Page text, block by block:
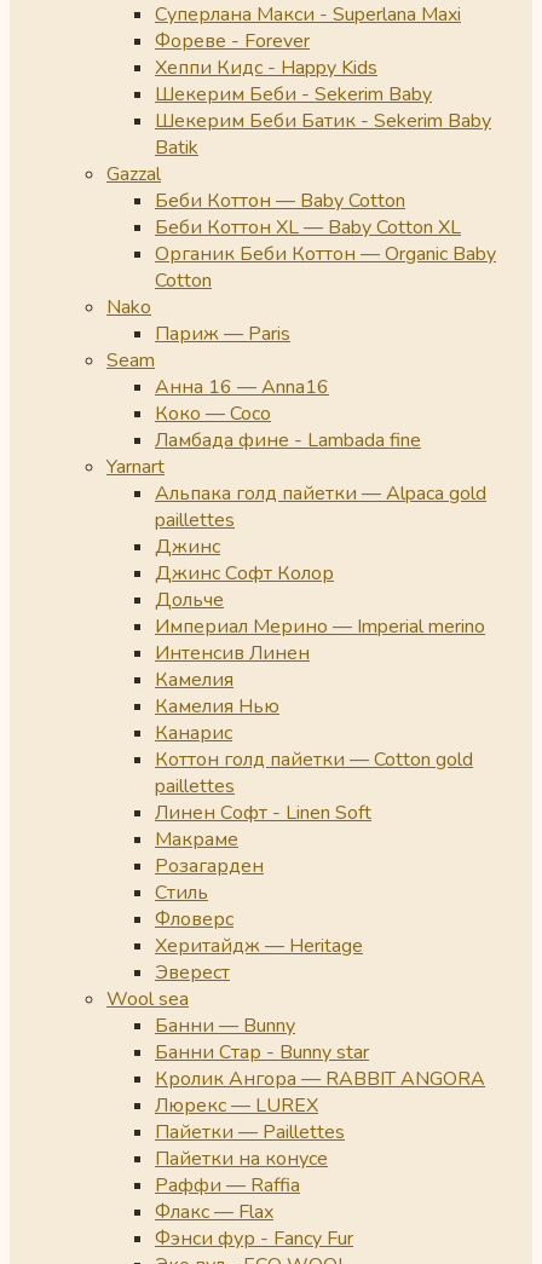
Суперлана Макси - Superlana Maxi
Фореве - Forever
Хеппи Кидс - Happy Kids
Шекерим Беби - Sekerim Baby
Шекерим Беби Батик - Sekerim Baby
Batik
Gazzal
Беби Коттон — Baby Cotton
Беби Коттон XL — Baby Cotton XL
Органик Беби Коттон — Organic Baby
Cotton
Nako
Париж — Paris
Seam
Анна 16 — Anna16
Коко — Coco
Ламбада фине - Lambada fine
Yarnart
Альпака голд пайетки — Alpaca gold
paillettes
Джинс
Джинс Софт Колор
Дольче
Империал Мерино — Imperial merino
Интенсив Линен
Камелия
Камелия Нью
Канарис
Коттон голд пайетки — Cotton gold
paillettes
Линен Софт - Linen Soft
Макраме
Розагарден
Стиль
Фловерс
Херитайдж — Heritage
Эверест
Wool sea
Банни — Bunny
Банни Стар - Bunny star
Кролик Ангора — RABBIT ANGORA
Люрекс — LUREX
Пайетки — Paillettes
Пайетки на конусе
Раффи — Raffia
Флакс — Flax
Фэнси фур - Fancy Fur